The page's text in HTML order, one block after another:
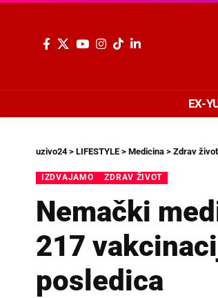
EX-
uzivo24> LIFESTYLE > Medicina > Zdrav život
IZDVAJAMO ZDRAV ŽIVOT
Nemački
217
posledica